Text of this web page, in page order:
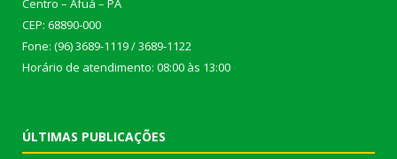
Centro – Afuá – PA
CEP: 68890-000
Fone: (96) 3689-1119 / 3689-1122
Horário de atendimento: 08:00 às 13:00
ÚLTIMAS PUBLICAÇÕES